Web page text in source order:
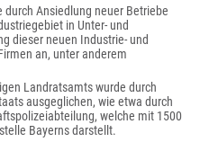
Ansiedlung neuer Betriebe
in Unter- und
dieser neuen Industrie- und
an, unter anderem
Landratsamts wurde durch
ausgeglichen, wie etwa durch
welche mit 1500
Bayerns darstellt.